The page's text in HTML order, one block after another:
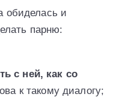
обиделась и
парню:
с ней, как со
к такому диалогу;